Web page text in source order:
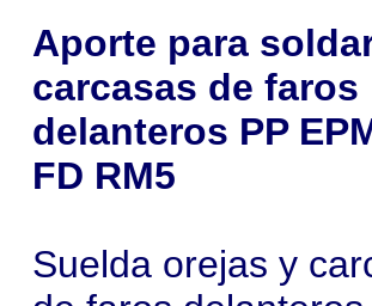
Aporte para
carcasas de faros
delanteros PP
FD RM5
Suelda orejas y